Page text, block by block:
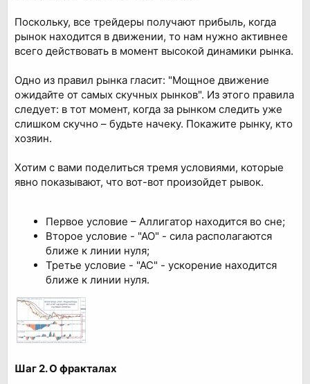
Поскольку, все трейдеры получают прибыль, когда
рынок находится в движении, то нам нужно активнее
всего действовать в момент высокой динамики рынка.
Одно из правил рынка гласит: "Мощное движение
ожидайте от самых скучных рынков". Из этого правила
следует: в тот момент, когда за рынком следить уже
слишком скучно – будьте начеку. Покажите рынку, кто
хозяин.
Хотим с вами поделиться тремя условиями, которые
явно показывают, что вот-вот произойдет рывок.
Первое условие – Аллигатор находится во сне;
Второе условие - "АО" - сила располагаются
ближе к линии нуля;
Третье условие - "АС" - ускорение находится
ближе к линии нуля.
Шаг 2. О фракталах